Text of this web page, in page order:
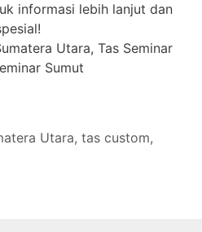
informasi lebih lanjut dan
Utara, Tas Seminar
Sumut
Utara, tas custom,